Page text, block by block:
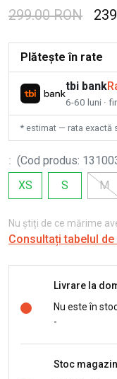
299.00 RON
Plătește în rate
tbi bank
6-60 luni ·
* estimat — rata exactă
: (Cod produs:
XS
S M
Nu știți de ce mărime
Consultați tabelul
Livrare la
Nu este în
-
Stoc magazin